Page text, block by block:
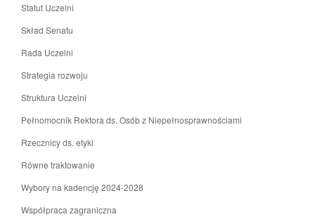
Statut Uczelni
Skład Senatu
Rada Uczelni
Strategia rozwoju
Struktura Uczelni
Pełnomocnik Rektora ds. Osób z Niepełnosprawnościami
Rzecznicy ds. etyki
Równe traktowanie
Wybory na kadencję 2024-2028
Współpraca zagraniczna